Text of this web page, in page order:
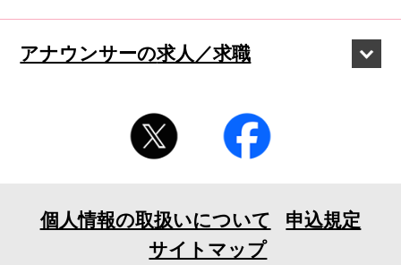
アナウンサーの求人／求職
個人情報の取扱いについて
申込規定
サイトマップ